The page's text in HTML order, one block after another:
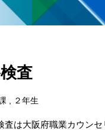
査
２年生
は大阪府職業カウンセ